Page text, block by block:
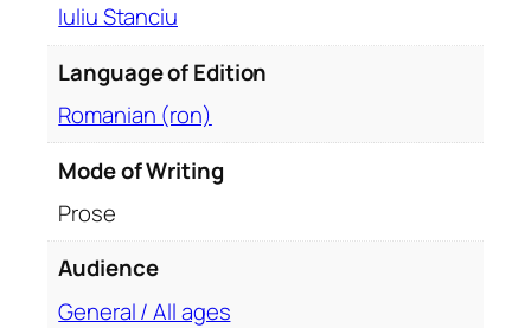
t
y
Iuliu Stanciu
Language of Edition
Romanian (ron)
Mode of Writing
Prose
Audience
General / All ages